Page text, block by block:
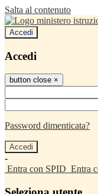
Salta al contenuto
Accedi
Accedi
button close ×
Password dimenticata?
-
Entra con SPID Entra